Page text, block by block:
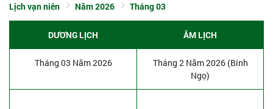
Lịch vạn niên Năm 2026 Tháng 03
DƯƠNG LỊCH ÂM LỊCH
Tháng 03 Năm 2026
Tháng 2 Năm 2026 (Bính
Ngọ)